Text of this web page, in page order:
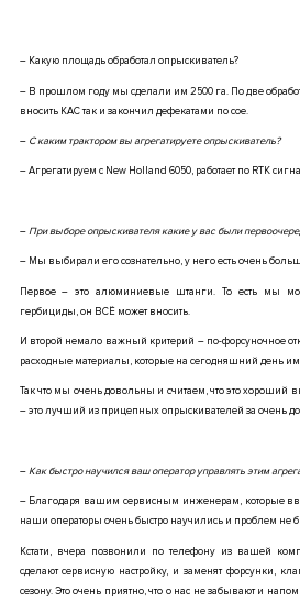
– Какую площадь обработал опрыскиватель?
– В прошлом году мы сделали им 2500 га. По две
вносить КАС так и закончил дефекатами по сое.
– С каким трактором вы агрегатируете опрыскиватель?
–Агрегатируем с New Holland 6050, работает по RTK
–При выборе опрыскивателя какие у вас были
– Мы выбирали его сознательно, у него есть очень
Первое – это алюминиевые штанги. То есть мы
гербициды,он ВСЁ может вносить.
И второй немало важный критерий – по-форсуночное
расходные материалы, которые на сегодняшний день
Так что мы очень довольны и считаем, что это
– это лучший из прицепных опрыскивателей за очень
–Как быстро научился ваш оператор управлять этим
– Благодаря вашим сервисным инженерам, которые
наши операторы очень быстро научились и проблем не
Кстати, вчера позвонили по телефону из вашей
сделают сервисную настройку, и заменят форсунки,
сезону. Это очень приятно, что о нас не забывают и